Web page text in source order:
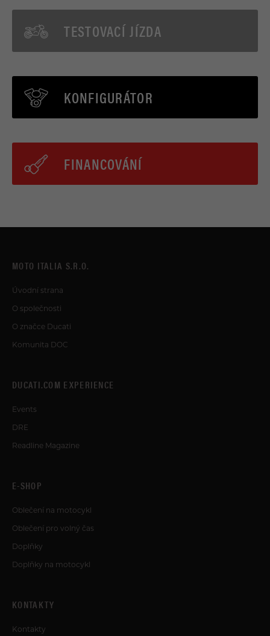
TESTOVACÍ JÍZDA
KONFIGURÁTOR
FINANCOVÁNÍ
MOTO ITALIA S.R.O.
Úvodní strana
O společnosti
O značce Ducati
Komunita DOC
DUCATI.COM EXPERIENCE
Events
DRE
Readline Magazine
E-SHOP
Oblečení na motocykl
Oblečení pro volný čas
Doplňky
Doplňky na motocykl
KONTAKTY
Kontakty